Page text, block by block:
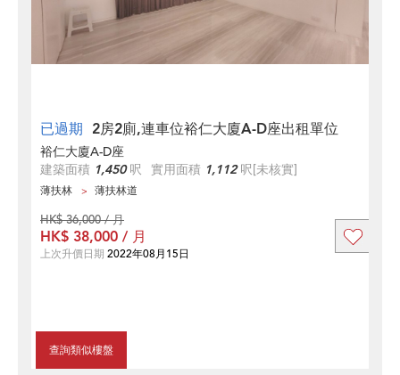
已過期 2房2廁,連車位裕仁大廈A-D座出租單位
裕仁大廈A-D座
建築面積 1,450呎 實用面積 1,112呎[未核實]
薄扶林 薄扶林道
查詢類似樓盤
HK$ 36,000 / 月
HK$ 38,000 / 月
上次升價日期 2022年08月15日